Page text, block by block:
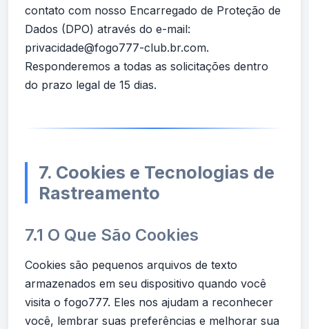
contato com nosso Encarregado de Proteção de
Dados (DPO) através do e-mail:
privacidade@fogo777-club.br.com.
Responderemos a todas as solicitações dentro
do prazo legal de 15 dias.
7. Cookies e Tecnologias de
Rastreamento
7.1 O Que São Cookies
Cookies são pequenos arquivos de texto
armazenados em seu dispositivo quando você
visita o fogo777. Eles nos ajudam a reconhecer
você, lembrar suas preferências e melhorar sua